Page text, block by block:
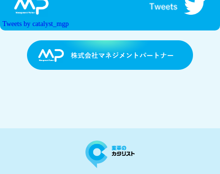
Tweets by catalyst_mgp